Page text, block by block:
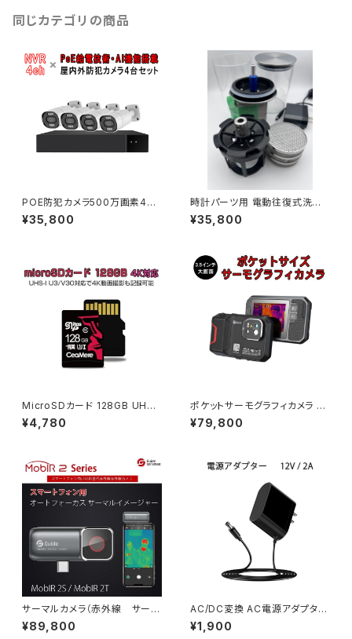
同じカテゴリの商品
POE防犯カメラ500万画素4台
NVRセット H.265録画録音 屋
外IP66防水防塵 初期不良2週
¥35,800
時計パーツ用 電動往復式洗浄
機 全自動停止洗浄機 速度調整
超音波洗浄機と併用可能「WCL
¥35,800
MicroSDカード 128GB UHS-
I V30 超高速最大95MB SDカ
ード変換アダプタ USBカードリ
¥4,780
ポケットサーモグラフィカメラ サ
ーマルカメラ PF210 3.5インチ
LCDタッチパネル 防水防塵 非
¥79,800
サーマルカメラ（赤外線 サーモ
グラフィーカメラ）Guide スマー
トフォンTYPE-C用 温度測定
¥89,800
AC/DC変換 AC電源アダプター
12V 2A 100V～240V対応 送
料無料 1ヶ月保証「12V2A-ADA
¥1,900